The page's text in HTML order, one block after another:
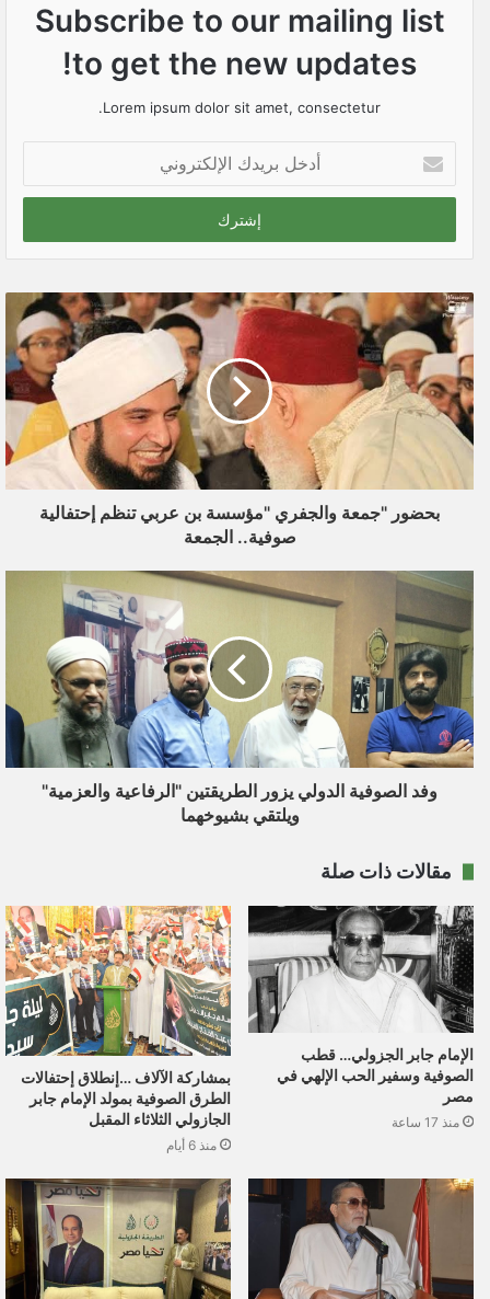
Subscribe to our mailing list
to get the new updates!
Lorem ipsum dolor sit amet, consectetur.
خ
ب
ي
د
ك
ا
ل
إ
ل
بحضور "جمعة والجفري "مؤسسة بن عربي تنظم إحتفالية
صوفية.. الجمعة
وفد الصوفية الدولي يزور الطريقتين "الرفاعية والعزمية"
ويلتقي بشيوخهما
مقالات ذات صلة
الإمام جابر الجزولي… قطب
الصوفية وسفير الحب الإلهي في
مصر
منذ 17 ساعة
بمشاركة الآلاف …إنطلاق إحتفالات
الطرق الصوفية بمولد الإمام جابر
الجازولي الثلاثاء المقبل
منذ 6 أيام